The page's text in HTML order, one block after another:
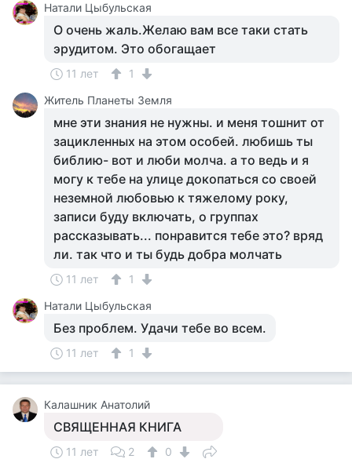
Натали Цыбульская
О очень жаль.Желаю вам все таки стать
эрудитом. Это обогащает
11 лет
1
Житель Планеты Земля
мне эти знания не нужны. и меня тошнит от
зацикленных на этом особей. любишь ты
библию- вот и люби молча. а то ведь и я
могу к тебе на улице докопаться со своей
неземной любовью к тяжелому року,
записи буду включать, о группах
рассказывать... понравится тебе это? вряд
ли. так что и ты будь добра молчать
11 лет
1
Натали Цыбульская
Без проблем. Удачи тебе во всем.
11 лет 1
Калашник Анатолий
СВЯЩЕННАЯ КНИГА
11 лет 2
0